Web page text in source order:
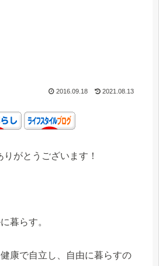
2016.09.18 2021.08.13
がとうございます！
暮らす。
康で自立し、自由に暮らすの